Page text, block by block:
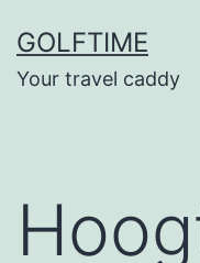
naar
de
GOLFTIME
Your travel caddy